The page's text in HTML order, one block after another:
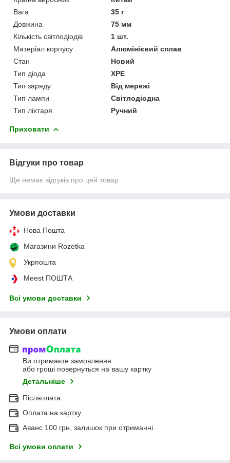
Вага
35 г
Довжина
75 мм
Кількість світлодіодів
1 шт.
Матеріал корпусу
Алюмінієвий сплав
Стан
Новий
Тип діода
XPE
Тип заряду
Від мережі
Тип лампи
Світлодіодна
Тип ліхтаря
Ручний
Приховати
Відгуки про товар
Ще немає відгуків про цей товар
Умови доставки
Нова Пошта
Магазини Rozetka
Укрпошта
Meest ПОШТА
Всі умови доставки
Умови оплати
Ви отримаєте замовлення
або гроші повернуться на вашу картку
Детальніше
Післяплата
Оплата на картку
Аванс 100 грн, залишок при отриманні
Всі умови оплати